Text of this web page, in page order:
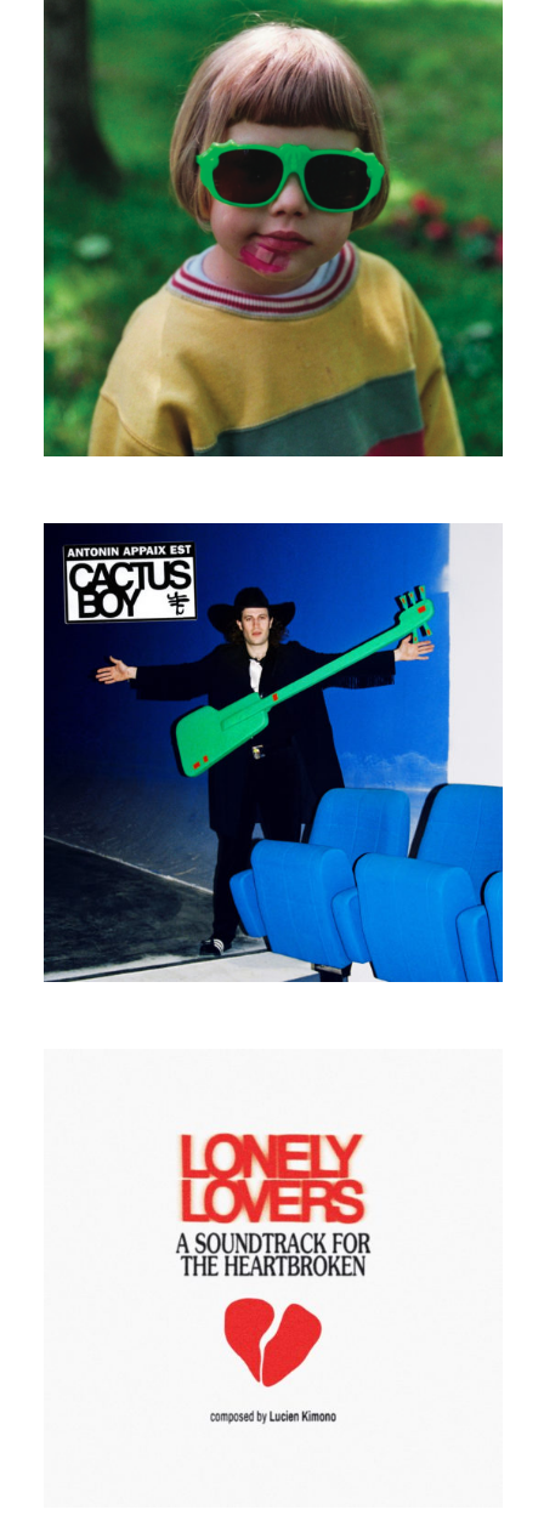
IF YOU EVER
ALMA ELSTE
CACTUS BOY
ANTONIN APPAIX